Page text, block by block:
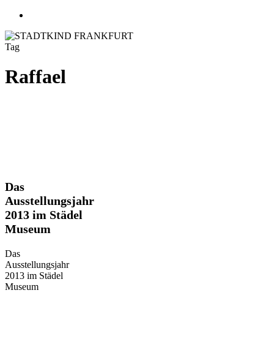
Tag
Raffael
Das
Ausstellungsjahr
2013
im
Städel
Das
Ausstellungsjahr
2013 im Städel
Museum
Das
Ausstellungsjahr
2013 im Städel
Museum